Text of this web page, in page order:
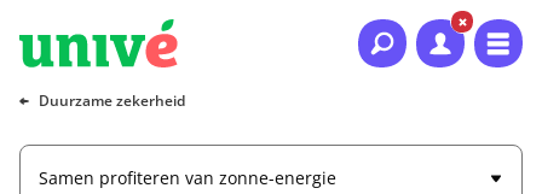
Naar hoofdinhoud
Naar hoofdnavigatie
Naar footer
Duurzame zekerheid
Samen profiteren van zonne-energie